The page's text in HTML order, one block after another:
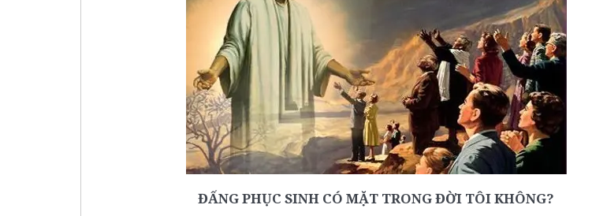
ĐẤNG PHỤC SINH CÓ MẶT TRONG ĐỜI TÔI KHÔNG?